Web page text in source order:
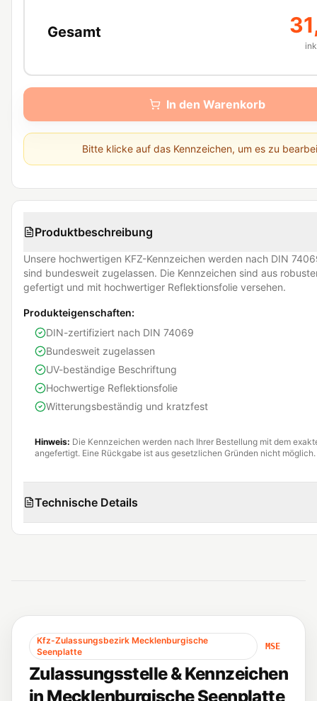
Gesamt
In den Warenkorb
Bitte klicke auf das Kennzeichen, um es zu
Produktbeschreibung
Unsere hochwertigen KFZ-Kennzeichen werden nach DIN
sind bundesweit zugelassen. Die Kennzeichen sind aus
gefertigt und mit hochwertiger Reflektionsfolie versehen.
Produkteigenschaften:
DIN-zertifiziert nach DIN 74069
Bundesweit zugelassen
UV-beständige Beschriftung
Hochwertige Reflektionsfolie
Witterungsbeständig und kratzfest
Hinweis: Die Kennzeichen werden nach Ihrer Bestellung mit dem
angefertigt. Eine Rückgabe ist aus gesetzlichen Gründen nicht möglich.
Technische Details
Kfz-Zulassungsbezirk Mecklenburgische
Seenplatte
MSE
Zulassungsstelle & Kennzeichen
in Mecklenburgische Seenplatte